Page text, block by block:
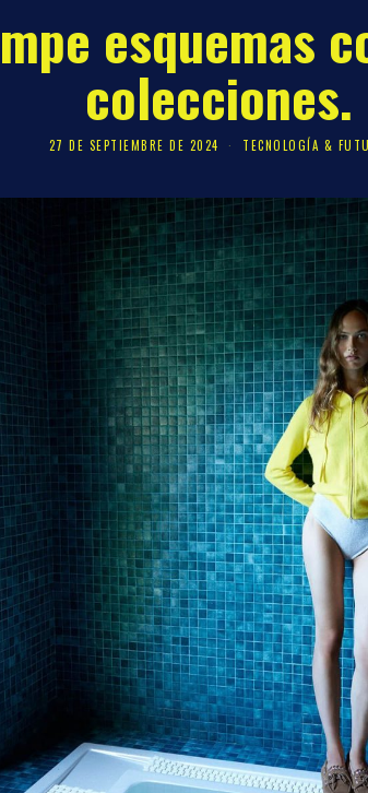
esquemas
colecciones.
27 DE SEPTIEMBRE DE 2024 TECNOLOGÍA &